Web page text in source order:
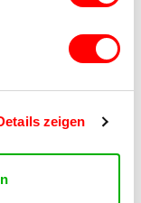
zeigen